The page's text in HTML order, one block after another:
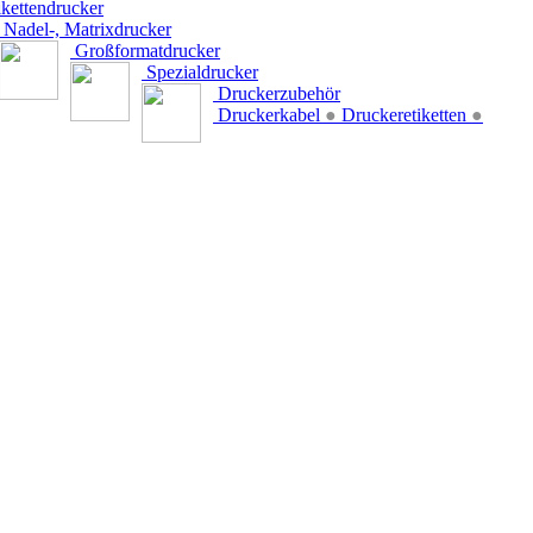
Nadel-, Matrixdrucker
Großformatdrucker
Spezialdrucker
Druckerzubehör
Druckerkabel ● Druckeretiketten ●